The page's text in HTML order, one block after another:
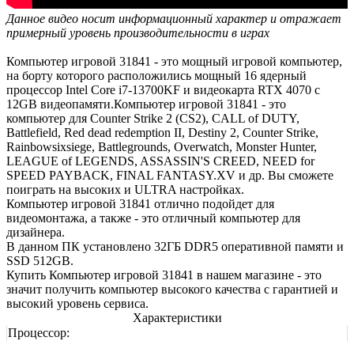
Данное видео носит информационный характер и отражает
примерный уровень производительности в играх
Компьютер игровой 31841 - это мощный игровой компьютер,
на борту которого расположились мощный 16 ядерный
процессор Intel Core i7-13700KF и видеокарта RTX 4070 с
12GB видеопамяти.Компьютер игровой 31841 - это
компьютер для Counter Strike 2 (CS2), CALL of DUTY,
Battlefield, Red dead redemption II, Destiny 2, Counter Strike,
Rainbowsixsiege, Battlegrounds, Overwatch, Monster Hunter,
LEAGUE of LEGENDS, ASSASSIN'S CREED, NEED for
SPEED PAYBACK, FINAL FANTASY.XV и др. Вы сможете
поиграть на высоких и ULTRA настройках.
Компьютер игровой 31841 отлично подойдет для
видеомонтажа, а также - это отличный компьютер для
дизайнера.
В данном ПК установлено 32ГБ DDR5 оперативной памяти и
SSD 512GB.
Купить Компьютер игровой 31841 в нашем магазине - это
значит получить компьютер высокого качества с гарантией и
высокий уровень сервиса.
Характеристики
Процессор: